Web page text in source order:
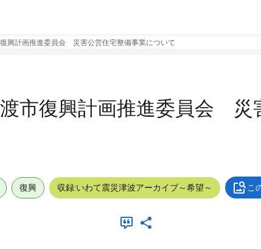
興計画推進委員会 災害公営住宅整備事業について
市復興計画推進委員会 災
復興 収録:いわて震災津波アーカイブ～希望～ こ